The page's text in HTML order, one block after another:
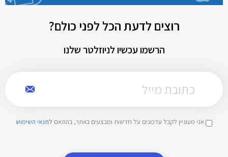
רוצים לדעת הכל לפני כולם?
הרשמו עכשיו לניוזלטר שלנו
אני מעוניין לקבל עדכונים על חדשות ומבצעים באתר, בהתאם לתנאי השימוש